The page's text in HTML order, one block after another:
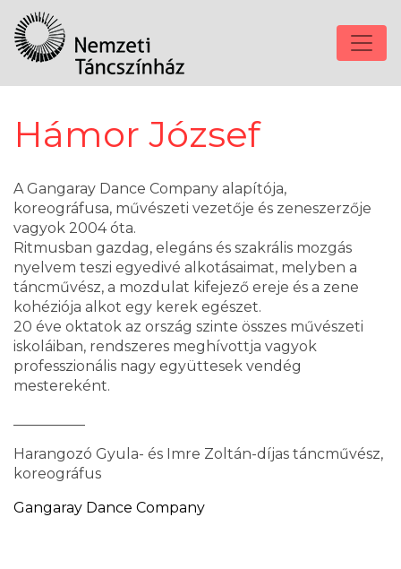
Hámor József
A Gangaray Dance Company alapítója,
koreográfusa, művészeti vezetője és zeneszerzője
vagyok 2004 óta.
Ritmusban gazdag, elegáns és szakrális mozgás
nyelvem teszi egyedivé alkotásaimat, melyben a
táncművész, a mozdulat kifejező ereje és a zene
kohéziója alkot egy kerek egészet.
20 éve oktatok az ország szinte összes művészeti
iskoláiban, rendszeres meghívottja vagyok
professzionális nagy együttesek vendég
mestereként.
Harangozó Gyula- és Imre Zoltán-díjas táncművész,
koreográfus
Gangaray Dance Company